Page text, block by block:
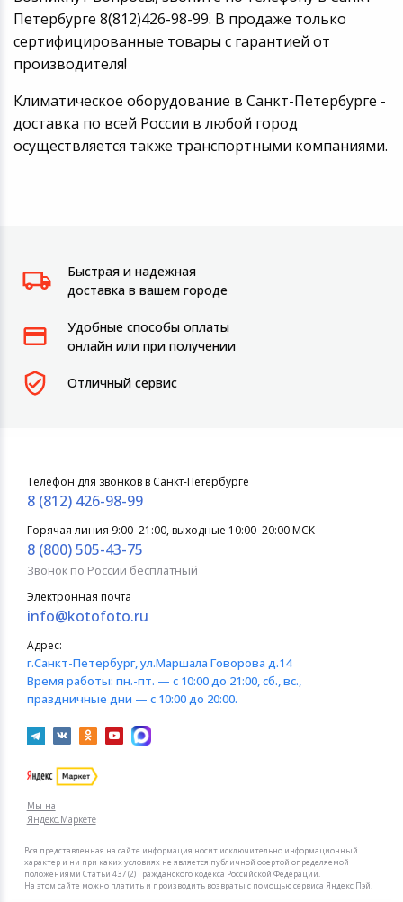
Петербурге 8(812)426-98-99. В продаже только
сертифицированные товары с гарантией от
производителя!
Климатическое оборудование в Санкт-Петербурге -
доставка по всей России в любой город
осуществляется также транспортными компаниями.
Быстрая и надежная
доставка в вашем городе
Удобные способы оплаты
онлайн или при получении
Отличный сервис
Мы на
Яндекс.Маркете
Телефон для звонков в Санкт-Петербурге
8 (812) 426-98-99
Горячая линия 9:00–21:00, выходные 10:00–20:00 МСК
8 (800) 505-43-75
Звонок по России бесплатный
Электронная почта
info@kotofoto.ru
Адрес:
г.Санкт-Петербург, ул.Маршала Говорова д.14
Время работы: пн.-пт. — с 10:00 до 21:00, сб., вс.,
праздничные дни — с 10:00 до 20:00.
Вся представленная на сайте информация носит исключительно информационный
характер и ни при каких условиях не является публичной офертой определяемой
положениями Статьи 437 (2) Гражданского кодекса Российской Федерации.
На этом сайте можно платить и производить возвраты с помощью сервиса Яндекс Пэй.